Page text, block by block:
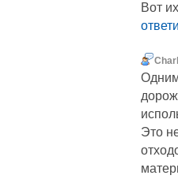
Вот
Это